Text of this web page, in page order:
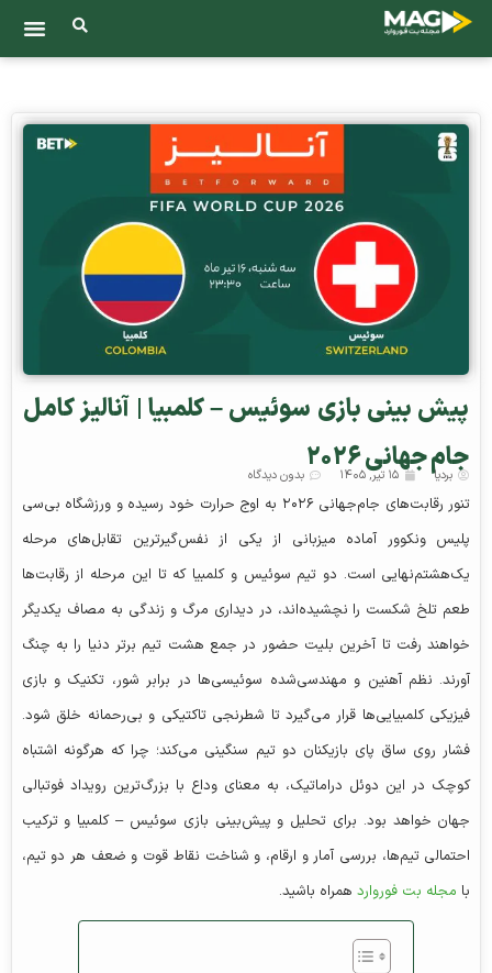
پیش‌ بینی بازی سوئیس – کلمبیا | آنالیز کامل
جام جهانی ۲۰۲۶
بردیا ۱۵ تیر, ۱۴۰۵ بدون دیدگاه
تنور رقابت‌های جام‌جهانی ۲۰۲۶ به اوج حرارت خود رسیده و ورزشگاه بی‌سی
پلیس ونکوور آماده میزبانی از یکی از نفس‌گیرترین تقابل‌های مرحله
یک‌هشتم‌نهایی است. دو تیم سوئیس و کلمبیا که تا این مرحله از رقابت‌ها
طعم تلخ شکست را نچشیده‌اند، در دیداری مرگ و زندگی به مصاف یکدیگر
خواهند رفت تا آخرین بلیت حضور در جمع هشت تیم برتر دنیا را به چنگ
آورند. نظم آهنین و مهندسی‌شده سوئیسی‌ها در برابر شور، تکنیک و بازی
فیزیکی کلمبیایی‌ها قرار می‌گیرد تا شطرنجی تاکتیکی و بی‌رحمانه خلق شود.
فشار روی ساق پای بازیکنان دو تیم سنگینی می‌کند؛ چرا که هرگونه اشتباه
کوچک در این دوئل دراماتیک، به معنای وداع با بزرگ‌ترین رویداد فوتبالی
جهان خواهد بود. برای تحلیل و پیش‌بینی بازی سوئیس – کلمبیا و ترکیب
احتمالی تیم‌ها، بررسی آمار و ارقام، و شناخت نقاط قوت و ضعف هر دو تیم،
با مجله بت فورواردهمراه باشید.